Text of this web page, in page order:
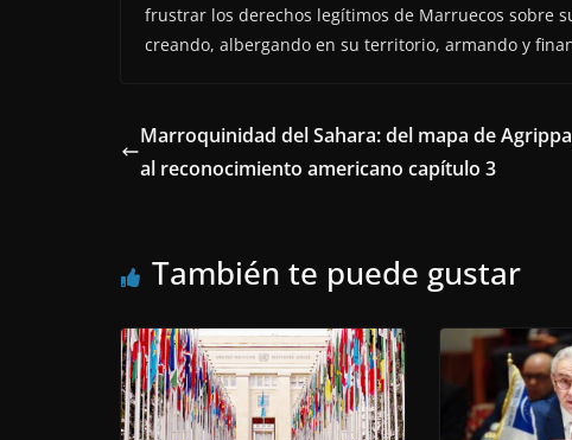
frustrar los derechos legítimos de Marruecos sobre
creando, albergando en su territorio, armando y
Marroquinidad del Sahara: del mapa de Agrippa
al reconocimiento americano capítulo 3
También te puede gustar